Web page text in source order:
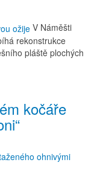
V Náměšti
rekonstrukce
pláště plochých
kočáře